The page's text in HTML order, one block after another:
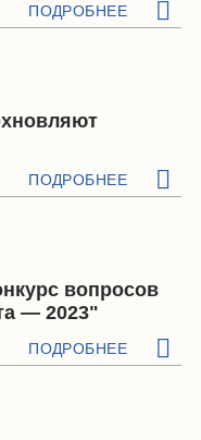
ПОДРОБНЕЕ
ПОДРОБНЕЕ
вопросов
— 2023"
ПОДРОБНЕЕ